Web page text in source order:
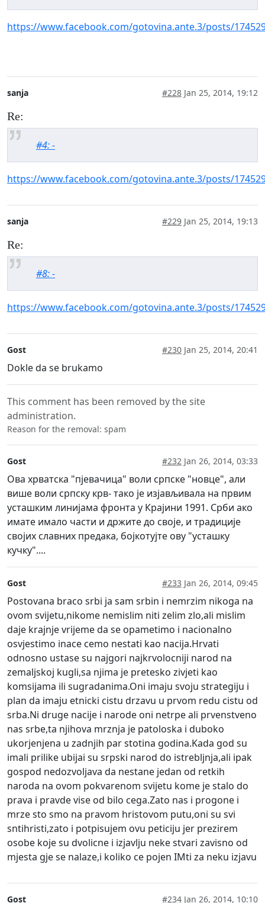
https://www.facebook.com/gotovina.ante.3/posts/
sanja #228 Jan 25, 2014, 19:12
Re:
#4: -
https://www.facebook.com/gotovina.ante.3/posts/
sanja #229 Jan 25, 2014, 19:13
Re:
#8: -
https://www.facebook.com/gotovina.ante.3/posts/
Gost #230 Jan 25, 2014, 20:41
Dokle da se brukamo
This comment has been removed by the site
administration.
Reason for the removal: spam
Gost #232 Jan 26, 2014, 03:33
Ова хрватска "пјевачица" воли српске "новце", али
више воли српску крв- тако је изјављивала на првим
усташким линијама фронта у Крајини 1991. Срби ако
имате имало части и држите до своје, и традиције
својих славних предака, бојкотујте ову "усташку
кучку"....
Gost #233 Jan 26, 2014, 09:45
Postovana braco srbi ja sam srbin i nemrzim nikoga na
ovom svijetu,nikome nemislim niti zelim zlo,ali mislim
daje krajnje vrijeme da se opametimo i nacionalno
osvjestimo inace cemo nestati kao nacija.Hrvati
odnosno ustase su najgori najkrvolocniji narod na
zemaljskoj kugli,sa njima je pretesko zivjeti kao
komsijama ili sugradanima.Oni imaju svoju strategiju i
plan da imaju etnicki cistu drzavu u prvom redu cistu od
srba.Ni druge nacije i narode oni netrpe ali prvenstveno
nas srbe,ta njihova mrznja je patoloska i duboko
ukorjenjena u zadnjih par stotina godina.Kada god su
imali prilike ubijai su srpski narod do istrebljnja,ali ipak
gospod nedozvoljava da nestane jedan od retkih
naroda na ovom pokvarenom svijetu kome je stalo do
prava i pravde vise od bilo cega.Zato nas i progone i
mrze sto smo na pravom hristovom putu,oni su svi
sntihristi,zato i potpisujem ovu peticiju jer prezirem
osobe koje su dvolicne i izjavlju neke stvari zavisno od
mjesta gje se nalaze,i koliko ce pojen IMti za neku izjavu
Gost #234 Jan 26, 2014, 10:10